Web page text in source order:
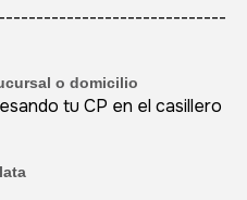
o domicilio
tu CP en el casillero